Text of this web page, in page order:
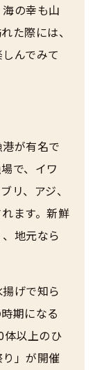
の幸も山
た際には、
んでみて
が有名で
で、イワ
リ、アジ、
ます。新鮮
地元なら
げで知ら
期になる
体以上のひ
」が開催